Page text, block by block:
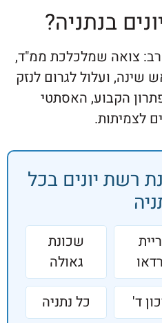
שמלכלכת ממ"ד,
לגרום לנזק
האסתטי
בכל
כל נתניה